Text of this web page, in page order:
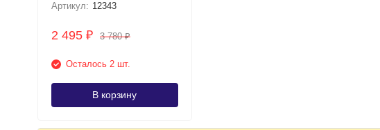
Артикул: 12343
2 495 ₽ 3 780₽
Осталось 2 шт.
В корзину